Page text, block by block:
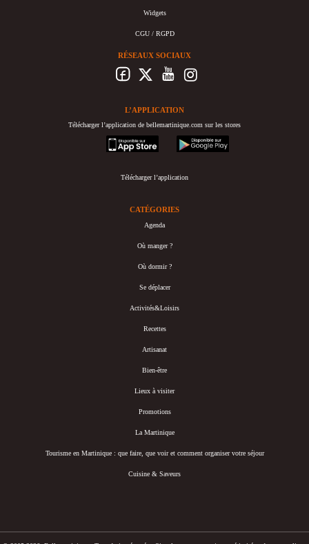
Widgets
CGU / RGPD
RÉSEAUX SOCIAUX
L’APPLICATION
Télécharger l’application de bellemartinique.com sur les stores
appstore
googleplay
Télécharger l’application
CATÉGORIES
Agenda
Où manger ?
Où dormir ?
Se déplacer
Activités&Loisirs
Recettes
Artisanat
Bien-être
Lieux à visiter
Promotions
La Martinique
Tourisme en Martinique : que faire, que voir et comment organiser votre séjour
Cuisine & Saveurs